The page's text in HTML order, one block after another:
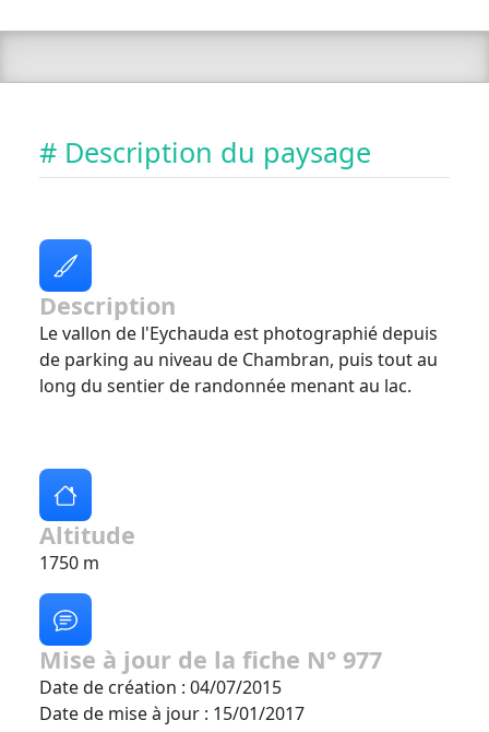
# Description du paysage
Description
Le vallon de l'Eychauda est photographié depuis
de parking au niveau de Chambran, puis tout au
long du sentier de randonnée menant au lac.
Altitude
1750 m
Mise à jour de la fiche N° 977
Date de création : 04/07/2015
Date de mise à jour : 15/01/2017